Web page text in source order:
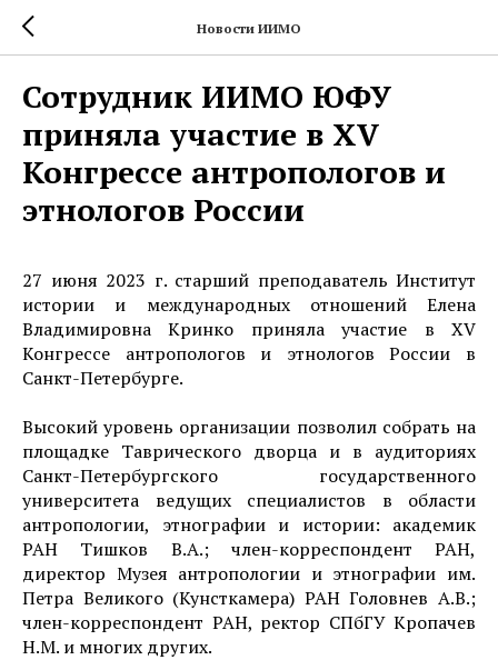
Новости ИИМО
Сотрудник ИИМО ЮФУ
приняла участие в XV
Конгрессе антропологов и
этнологов России
27 июня 2023 г. старший преподаватель Институт
истории и международных отношений Елена
Владимировна Кринко приняла участие в XV
Конгрессе антропологов и этнологов России в
Санкт-Петербурге.
Высокий уровень организации позволил собрать на
площадке Таврического дворца и в аудиториях
Санкт-Петербургского государственного
университета ведущих специалистов в области
антропологии, этнографии и истории: академик
РАН Тишков В.А.; член-корреспондент РАН,
директор Музея антропологии и этнографии им.
Петра Великого (Кунсткамера) РАН Головнев А.В.;
член-корреспондент РАН, ректор СПбГУ Кропачев
Н.М. и многих других.